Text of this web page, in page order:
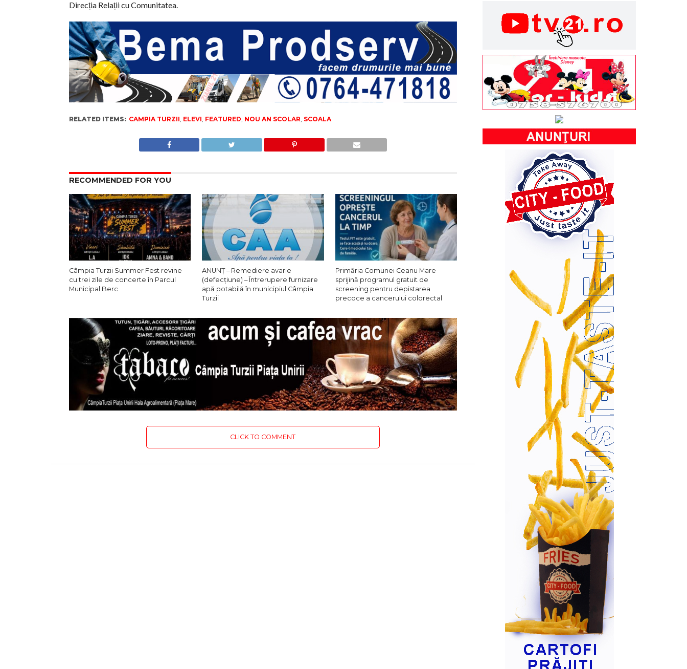
Direcția Relații cu Comunitatea.
RELATED ITEMS: CAMPIA TURZII, ELEVI, FEATURED, NOU AN SCOLAR, SCOALA
RECOMMENDED FOR YOU
Câmpia Turzii Summer Fest revine
cu trei zile de concerte în Parcul
Municipal Berc
ANUNȚ – Remediere avarie
(defecțiune) – Întrerupere furnizare
apă potabilă în municipiul Câmpia
Turzii
Primăria Comunei Ceanu Mare
sprijină programul gratuit de
screening pentru depistarea
precoce a cancerului colorectal
CLICK TO COMMENT